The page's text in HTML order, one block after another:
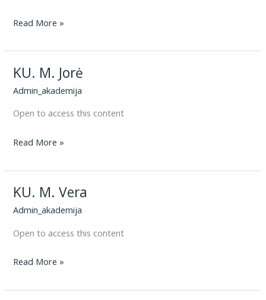
KU.
Luka
Read More »
KU. M. Jorė
Admin_akademija
Open to access this content
KU.
Jorė
Read More »
KU. M. Vera
Admin_akademija
Open to access this content
KU.
Vera
Read More »